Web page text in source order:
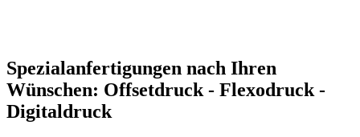
Spezialanfertigungen nach Ihren
Wünschen: Offsetdruck - Flexodruck -
Digitaldruck